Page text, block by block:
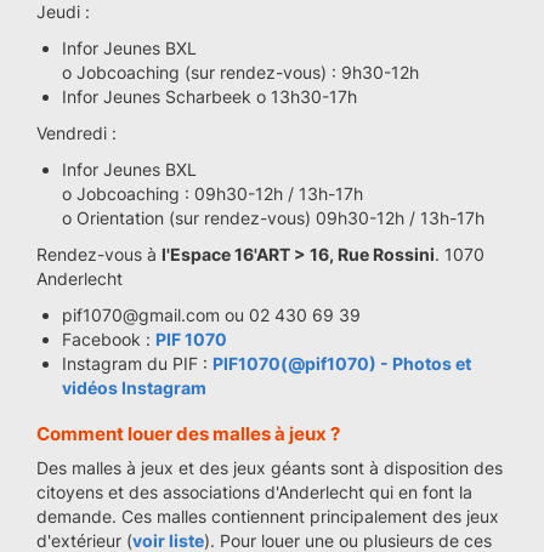
Jeudi :
Infor Jeunes BXL
o Jobcoaching (sur rendez-vous) : 9h30-12h
Infor Jeunes Scharbeek o 13h30-17h
Vendredi :
Infor Jeunes BXL
o Jobcoaching : 09h30-12h / 13h-17h
o Orientation (sur rendez-vous) 09h30-12h / 13h-17h
Rendez-vous à l'Espace 16'ART > 16, Rue Rossini. 1070
Anderlecht
pif1070@gmail.com ou 02 430 69 39
Facebook : PIF 1070
Instagram du PIF : PIF1070(@pif1070) - Photos et
vidéos Instagram
Comment louer des malles à jeux ?
Des malles à jeux et des jeux géants sont à disposition des
citoyens et des associations d'Anderlecht qui en font la
demande. Ces malles contiennent principalement des jeux
d'extérieur (voir liste). Pour louer une ou plusieurs de ces